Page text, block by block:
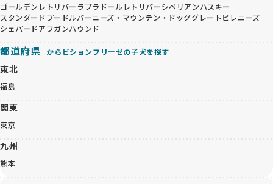
ゴールデンレトリバー ラブラドールレトリバーシベリアンハスキー
スタンダードプードルバーニーズ・マウンテン・ドッググレートピレニーズ
シェパードアフガンハウンド
都道府県 からビションフリーゼの子犬を探す
東北
福島
関東
東京
九州
熊本